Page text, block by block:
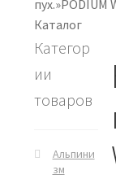
пух.»PODIUM
Каталог
Категор
ии
товаров
Альпини
зм